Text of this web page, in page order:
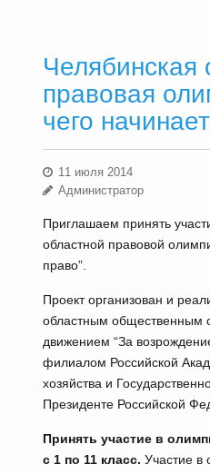
Челябинская
правовая
чего
11 июля 2014
Администратор
Приглашаем принять
областной правовой
право”.
Проект организован и
областным общественным
движением “За
филиалом Российской
хозяйства и
Президенте Российской
Принять участие в
с 1 по 11 класс. Участие в